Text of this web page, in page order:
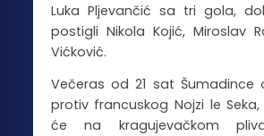
Luka Pljevančić sa tri gola,
postigli Nikola Kojić, Miroslav
Vićković.
Večeras od 21 sat Šumadince
protiv francuskog Nojzi le
će na kragujevačkom